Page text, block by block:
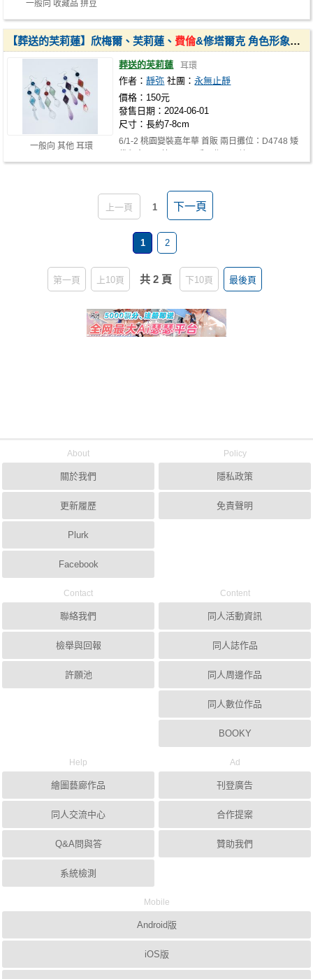
一般向 收藏品 拼豆
一般向 其他 耳環
【葬送的芙莉蓮】欣梅爾、芙莉蓮、 費倫&修塔爾克 角色形象概念耳環
葬送的芙莉蓮 耳環
作者：靜弥 社團：永無止靜
價格：150元
發售日期：2024-06-01
尺寸：長約7-8cm
6/1-2 桃園變裝嘉年華 首販 兩日攤位：D4748 矮
上一頁 1 下一頁
1 2
第一頁 上10頁 共 2 頁 下10頁 最後頁
About
關於我們
更新履歷
Plurk
Facebook
Policy
隱私政策
免責聲明
Contact
聯絡我們
檢舉與回報
許願池
Content
同人活動資訊
同人誌作品
同人周邊作品
同人數位作品
BOOKY
Help
繪圖藝廊作品
同人交流中心
Q&A問與答
系統檢測
Ad
刊登廣告
合作提案
贊助我們
Mobile
Android版
iOS版